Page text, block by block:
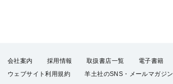
会社案内 採用情報 取扱書店一覧 電子書籍
ウェブサイト利用規約
羊土社のSNS・メールマガジン